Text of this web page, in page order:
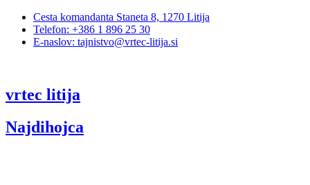
Cesta komandanta Staneta 8, 1270 Litija
Telefon: +386 1 896 25 30
E-naslov: tajnistvo@vrtec-litija.si
vrtec litija
Najdihojca